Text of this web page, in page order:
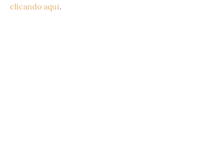
clicando aqui.